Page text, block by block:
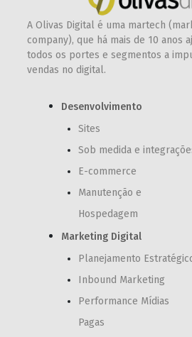
A Olivas Digital é uma martech
company), que há mais de 10 anos
todos os portes e segmentos a
vendas no digital.
Desenvolvimento
Sites
Sob medida e
E-commerce
Manutenção e
Hospedagem
Marketing Digital
Planejamento
Inbound Marketing
Performance Mídias
Pagas